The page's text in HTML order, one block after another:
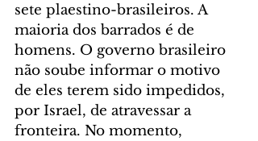
sete plaestino-brasileiros. A
maioria dos barrados é de
homens. O governo brasileiro
não soube informar o motivo
de eles terem sido impedidos,
por Israel, de atravessar a
fronteira. No momento,